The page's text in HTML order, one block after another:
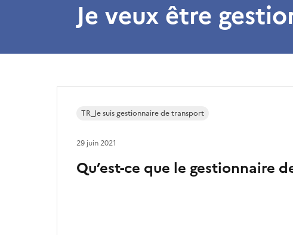
Je veux être
Qu’est-ce que le gestionnaire
TR_Je suis gestionnaire de transport
29 juin 2021